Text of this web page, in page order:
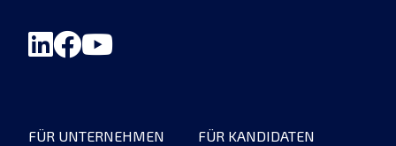
FÜR UNTERNEHMEN FÜR KANDIDATEN